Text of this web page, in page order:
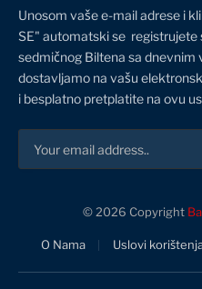
Unosom vaše e-mail adrese i
SE" automatski se registrujete
sedmičnog Biltena sa
dostavljamo na vašu
i besplatno pretplatite na ovu
© 2026 Copyright
O Nama Uslovi